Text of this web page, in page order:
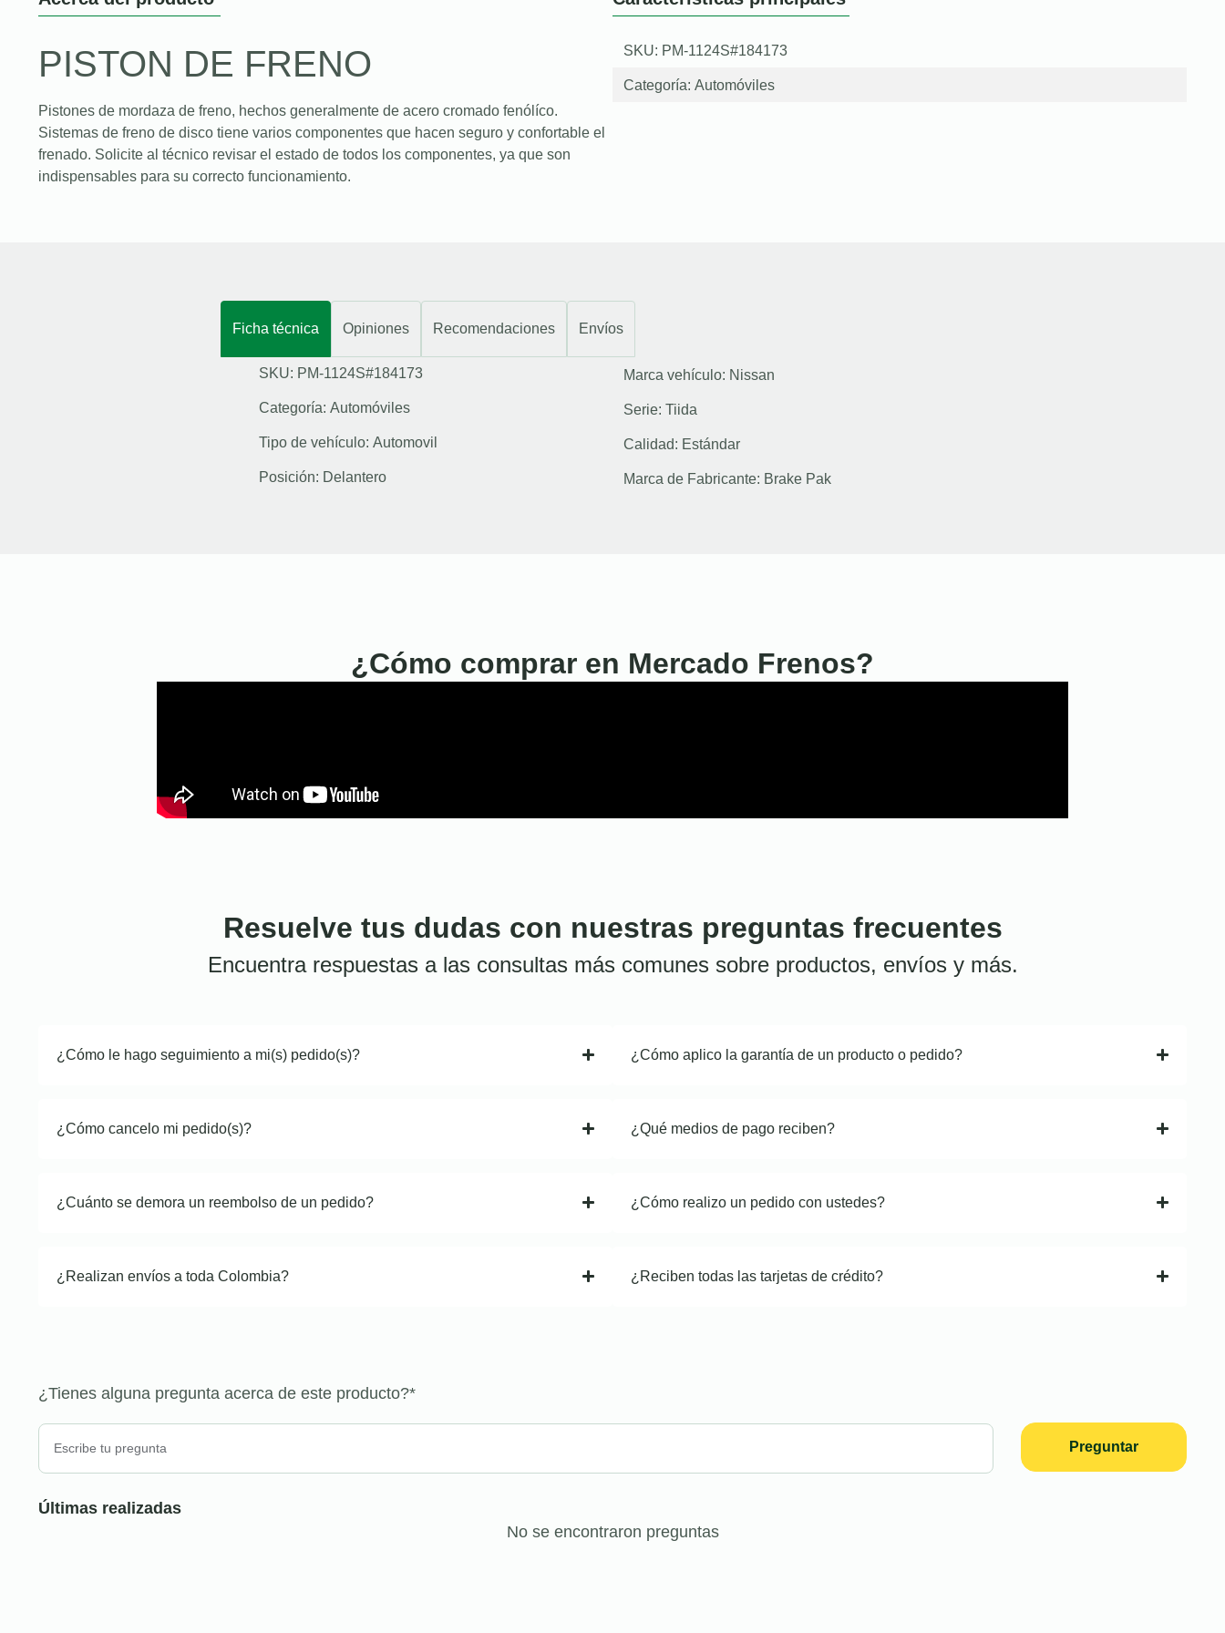
PISTON DE FRENO
Pistones de mordaza de freno, hechos generalmente de acero cromado fenólíco.
Sistemas de freno de disco tiene varios componentes que hacen seguro y confortable el
frenado. Solicite al técnico revisar el estado de todos los componentes, ya que son
indispensables para su correcto funcionamiento.
SKU: PM-1124S#184173
Categoría: Automóviles
Ficha técnica Opiniones Recomendaciones Envíos
SKU: PM-1124S#184173
Categoría: Automóviles
Tipo de vehículo: Automovil
Posición: Delantero
Marca vehículo: Nissan
Serie: Tiida
Calidad: Estándar
Marca de Fabricante: Brake Pak
¿Cómo comprar en Mercado Frenos?
Resuelve tus dudas con nuestras preguntas frecuentes
Encuentra respuestas a las consultas más comunes sobre productos, envíos y más.
¿Cómo le hago seguimiento a mi(s) pedido(s)?
¿Cómo cancelo mi pedido(s)?
¿Cuánto se demora un reembolso de un pedido?
¿Realizan envíos a toda Colombia?
¿Cómo aplico la garantía de un producto o pedido?
¿Qué medios de pago reciben?
¿Cómo realizo un pedido con ustedes?
¿Reciben todas las tarjetas de crédito?
¿Tienes alguna pregunta acerca de este producto?*
Preguntar
Últimas realizadas
No se encontraron preguntas